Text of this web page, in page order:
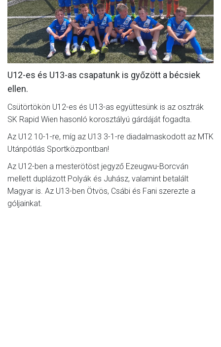
CSAPATOK
MÉRKŐZÉSEK
GALÉRIA
JELENTKEZÉS
VEZETŐSÉG
U12-es és U13-as csapatunk is győzött a bécsiek
ellen.
Csütörtökön U12-es és U13-as együttesünk is az osztrák
SK Rapid Wien hasonló korosztályú gárdáját fogadta.
Az U12 10-1-re, míg az U13 3-1-re diadalmaskodott az MTK
Utánpótlás Sportközpontban!
Az U12-ben a mesterötöst jegyző Ezeugwu-Borcván
mellett duplázott Polyák és Juhász, valamint betalált
Magyar is. Az U13-ben Ötvös, Csábi és Fani szerezte a
góljainkat.